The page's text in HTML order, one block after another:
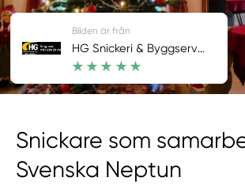
Snickare som
Svenska Neptun
Bilden är från
HG Snickeri & Byggservice